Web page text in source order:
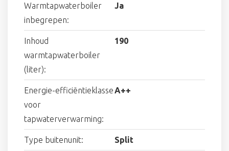
Warmtapwaterboiler
inbegrepen:
Ja
Inhoud
warmtapwaterboiler
(liter):
190
Energie-efficiëntieklasse
voor
tapwaterverwarming:
A++
Type buitenunit: Split